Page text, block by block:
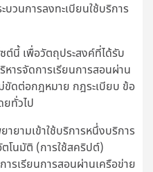
วนการลงทะเบียนใช้บริการ
ต์นี้ เพื่อวัตถุประสงค์ที่ได้รับ
ารจัดการเรียนการสอนผ่าน
ขัดต่อกฎหมาย กฎระเบียบ ข้อ
ทั่วไป
ายามเข้าใช้บริการหนึ่งบริการ
โนมัติ (การใช้สคริปต์)
ารเรียนการสอนผ่านเครือข่าย